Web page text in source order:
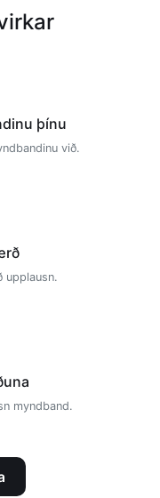
þínu
við.
upplausn.
myndband.